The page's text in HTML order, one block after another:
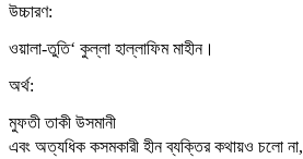
উচ্চারণ:
ওয়ালা-তুতি‘ কুল্লা হাল্লাফিম মাহীন।
অর্থ:
মুফতী তাকী উসমানী
এবং অত্যধিক কসমকারী হীন ব্যক্তির কথায়ও চলো না,